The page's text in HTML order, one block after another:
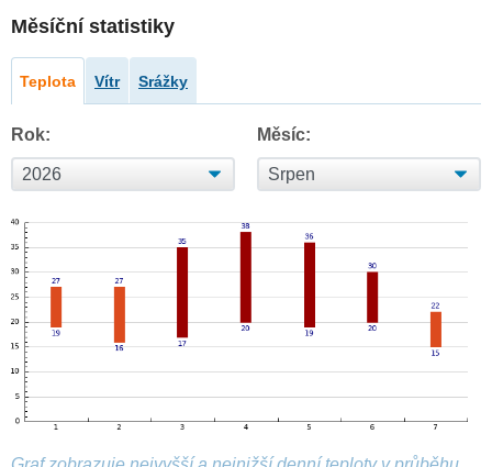
Měsíční statistiky
Teplota Vítr Srážky
Rok: Měsíc: